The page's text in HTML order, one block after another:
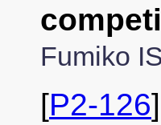
Fumiko
[P2-126]